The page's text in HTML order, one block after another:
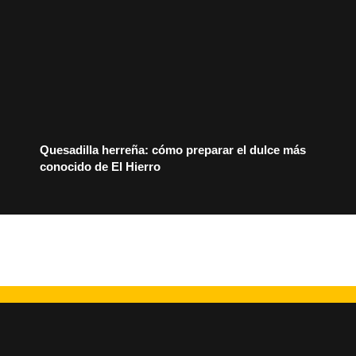
Quesadilla herreña: cómo preparar el dulce más
conocido de El Hierro